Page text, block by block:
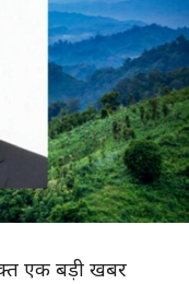
एक बड़ी खबर